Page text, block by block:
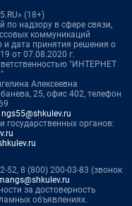
(18+)
по надзору в сфере связи,
коммуникаций
дата принятия решения о
от 07.08.2020 г.
"ИНТЕРНЕТ
Алексеевна
25, офис 402, телефон
ngs55@shkulev.ru
государственных органов:
52, 8 (800) 200-03-83 (звонок
за достоверность
объявлениях.